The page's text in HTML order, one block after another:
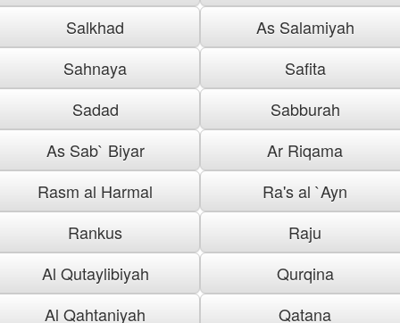
Salkhad
As Salamiyah
Sahnaya
Safita
Sadad
Sabburah
As Sab` Biyar
Ar Riqama
Rasm al Harmal
Ra's al `Ayn
Rankus
Raju
Al Qutaylibiyah
Qurqina
Al Qahtaniyah
Qatana